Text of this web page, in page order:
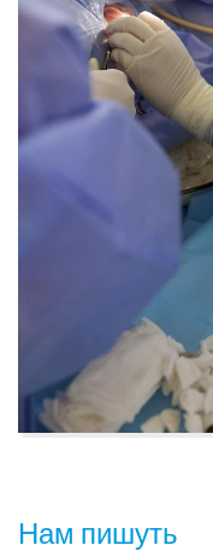
Нам пишуть